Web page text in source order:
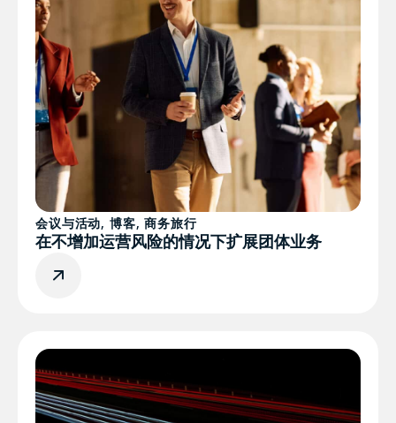
会议与活动, 博客,商务旅行
在不增加运营风险的情况下扩展团体业务